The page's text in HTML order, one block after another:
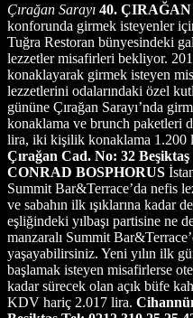
Çırağan Sarayı 40.
konforunda girmek isteyenler
Tuğra Restoran bünyesindeki
lezzetler misafirleri bekliyor.
konaklayarak girmek isteyen
lezzetlerini odalarındaki özel
gününe Çırağan Sarayı’nda
konaklama ve brunch paketleri
lira, iki kişilik konaklama 1.200
Çırağan Cad. No: 32 Beşiktaş
CONRAD BOSPHORUS
Summit Bar&Terrace’da nefis
ve sabahın ilk ışıklarına kadar
eşliğindeki yılbaşı partisine ne
manzaralı Summit
yaşayabilirsiniz. Yeni yılın ilk
başlamak isteyen misafirlerse
kadar sürecek olan açık büfe
KDV hariç 2.017 lira.